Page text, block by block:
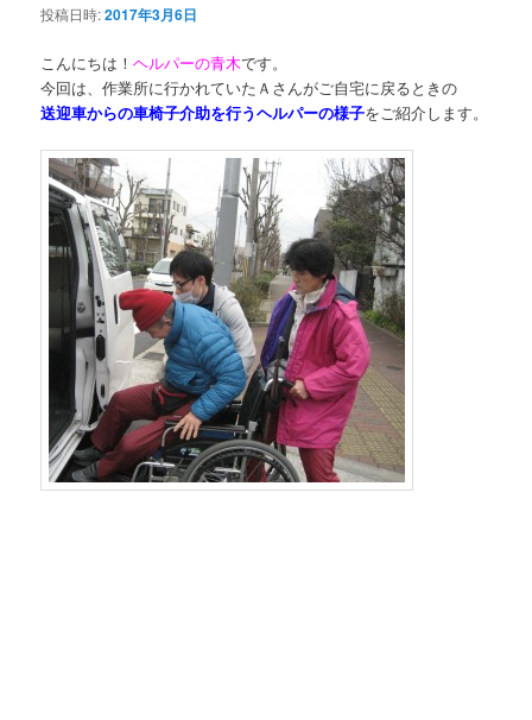
投稿日時:2017年3月6日
こんにちは！ヘルパーの青木です。
今回は、作業所に行かれていたＡさんがご自宅に戻るときの
送迎車からの車椅子介助を行うヘルパーの様子をご紹介します。